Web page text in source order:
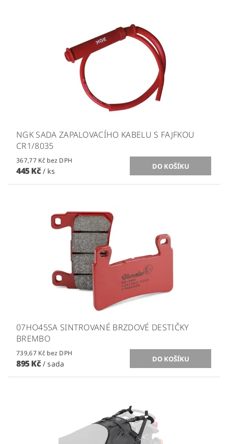
NGK SADA ZAPALOVACÍHO KABELU S FAJFKOU
CR1/8035
367,77 Kč bez DPH
445 Kč / ks
07HO45SA SINTROVANÉ BRZDOVÉ DESTIČKY
BREMBO
739,67 Kč bez DPH
895 Kč / sada